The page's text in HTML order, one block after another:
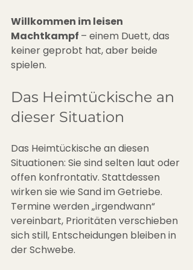
Willkommen im leisen
Machtkampf – einem Duett, das
keiner geprobt hat, aber beide
spielen.
Das Heimtückische an
dieser Situation
Das Heimtückische an diesen
Situationen: Sie sind selten laut oder
offen konfrontativ. Stattdessen
wirken sie wie Sand im Getriebe.
Termine werden „irgendwann“
vereinbart, Prioritäten verschieben
sich still, Entscheidungen bleiben in
der Schwebe.